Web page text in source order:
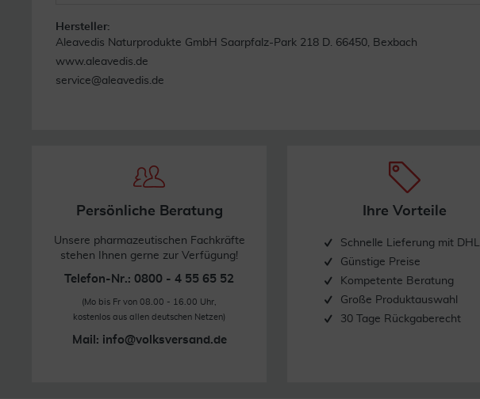
66450 Bexbach
Hersteller:
Aleavedis Naturprodukte GmbH Saarpfalz-Park 218 D. 66450, Bexbach
www.aleavedis.de
service@aleavedis.de
Persönliche Beratung
Unsere pharmazeutischen Fachkräfte
stehen Ihnen gerne zur Verfügung!
Telefon-Nr.: 0800 - 4 55 65 52
(Mo bis Fr von 08.00 - 16.00 Uhr,
kostenlos aus allen deutschen Netzen)
Mail: info@volksversand.de
Ihre Vorteile
Schnelle Lieferung mit DHL
Günstige Preise
Kompetente Beratung
Große Produktauswahl
30 Tage Rückgaberecht